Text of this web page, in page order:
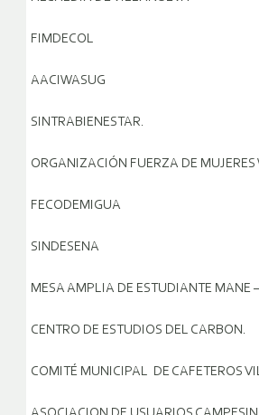
FIMDECOL
AACIWASUG
SINTRABIENESTAR.
ORGANIZACIÓN FUERZA DE MUJERES
FECODEMIGUA
SINDESENA
MESA AMPLIA DE ESTUDIANTE MANE
CENTRO DE ESTUDIOS DEL CARBON.
COMITÉ MUNICIPAL DE CAFETEROS